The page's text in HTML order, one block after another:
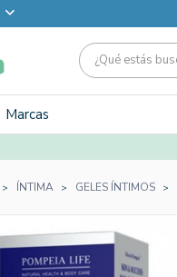
Marcas
ÍNTIMA GELES ÍNTIMOS